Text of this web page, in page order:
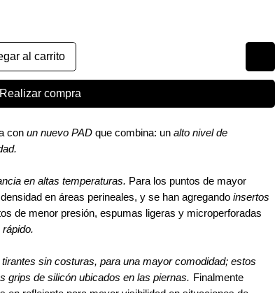
al carrito
Realizar compra
con un nuevo PAD que combina: un alto nivel de
en altas temperaturas. Para los puntos de mayor
en áreas perineales, y se han agregando insertos
de menor presión, espumas ligeras y microperforadas
sin costuras, para una mayor comodidad; estos
grips de silicón ubicados en las piernas. Finalmente